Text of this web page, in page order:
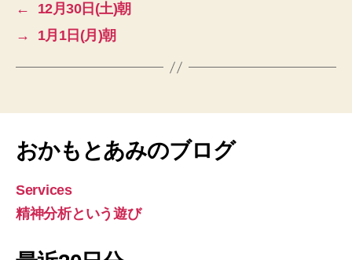
←
12月30日(土)朝
→
1月1日(月)朝
おかもとあみのブログ
Services
精神分析という遊び